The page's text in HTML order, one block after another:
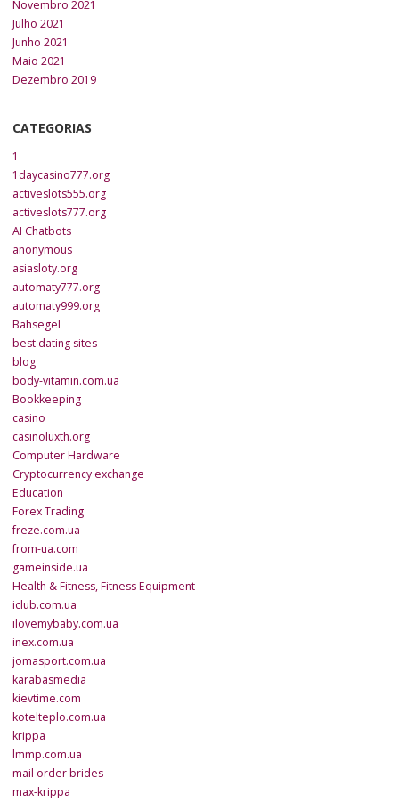
Novembro 2021
Julho 2021
Junho 2021
Maio 2021
Dezembro 2019
CATEGORIAS
1
1daycasino777.org
activeslots555.org
activeslots777.org
AI Chatbots
anonymous
asiasloty.org
automaty777.org
automaty999.org
Bahsegel
best dating sites
blog
body-vitamin.com.ua
Bookkeeping
casino
casinoluxth.org
Computer Hardware
Cryptocurrency exchange
Education
Forex Trading
freze.com.ua
from-ua.com
gameinside.ua
Health & Fitness, Fitness Equipment
iclub.com.ua
ilovemybaby.com.ua
inex.com.ua
jomasport.com.ua
karabasmedia
kievtime.com
kotelteplo.com.ua
krippa
lmmp.com.ua
mail order brides
max-krippa